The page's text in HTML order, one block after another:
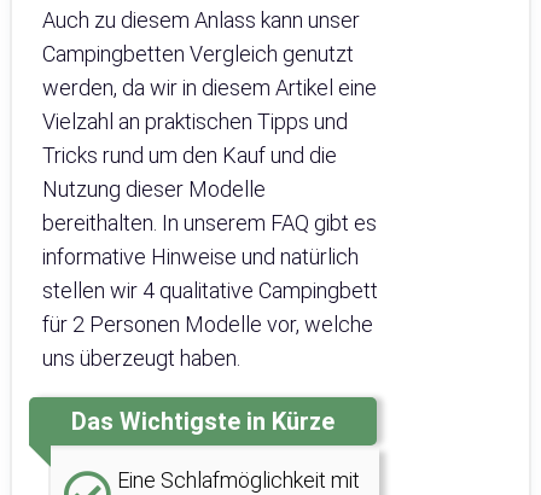
Auch zu diesem Anlass kann unser
Campingbetten Vergleich genutzt
werden, da wir in diesem Artikel eine
Vielzahl an praktischen Tipps und
Tricks rund um den Kauf und die
Nutzung dieser Modelle
bereithalten. In unserem FAQ gibt es
informative Hinweise und natürlich
stellen wir 4 qualitative Campingbett
für 2 Personen Modelle vor, welche
uns überzeugt haben.
Das Wichtigste in Kürze
Eine Schlafmöglichkeit mit